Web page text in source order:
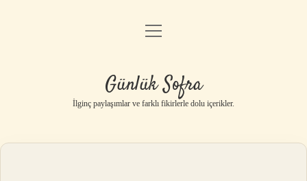
Anasayfa
Yasal Uyarı
menüyü
Günlük Sofra
İlginç paylaşımlar ve farklı fikirlerle dolu içerikler.